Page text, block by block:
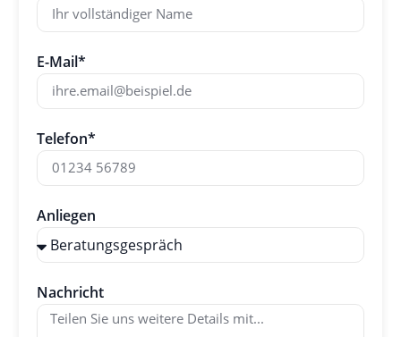
E-Mail*
Telefon*
Anliegen
Nachricht